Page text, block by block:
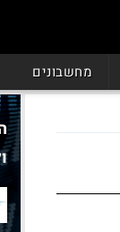
מחשבונים